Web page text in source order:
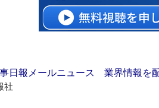
日報メールニュース 業界情報を配
社